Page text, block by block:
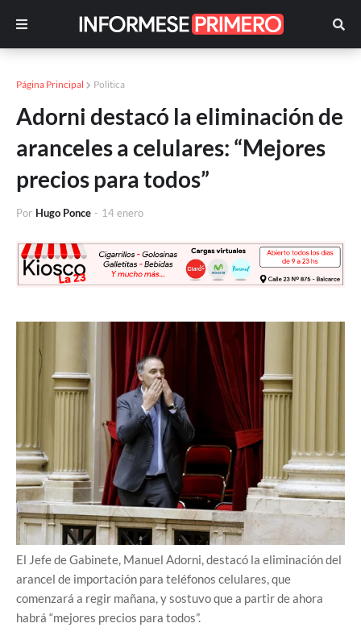
Página Principal Politica
Adorni destacó la eliminación de
aranceles a celulares: “Mejores
precios para todos”
Por Hugo Ponce - 14 enero
El Jefe de Gabinete, Manuel Adorni, destacó la eliminación del
arancel de importación para teléfonos celulares, que
comenzará a regir mañana, y sostuvo que a partir de ahora
habrá “mejores precios para todos”.